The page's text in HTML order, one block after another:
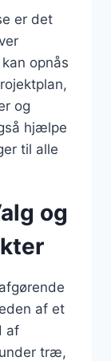
er det
opnås
og
hjælpe
til alle
og
af et
af
træ,